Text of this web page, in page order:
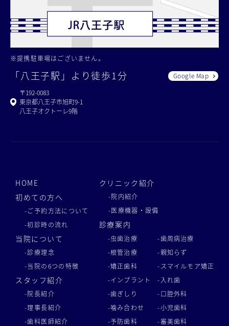
※提携駐車場はございません。
「八王子駅」より徒歩1分
Google Map
〒192-0083
東京都八王子市旭町9-1
八王子オクトーレ9階
HOME
初めての方へ
-ご予約方法について
-初診時の流れ
当院について
-診療理念
-当院の6つの特徴
スタッフ紹介
-院長紹介
-理事長紹介
-歯科医師紹介
クリニック紹介
-院内紹介
-医療機器・設備
診療案内
-虫歯治療
-根管治療
-矯正歯科
-インプラント
-歯ぎしり
-噛み合わせ
-予防歯科
-歯周病治療
-親知らず
-スマイルモア矯正
-入れ歯
-口腔外科
-小児歯科
-審美歯科